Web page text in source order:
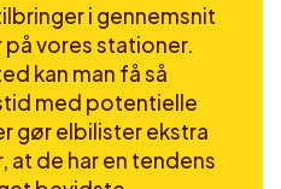
i gennemsnit
vores stationer.
kan man få så
med potentielle
gør elbilister ekstra
de har en tendens